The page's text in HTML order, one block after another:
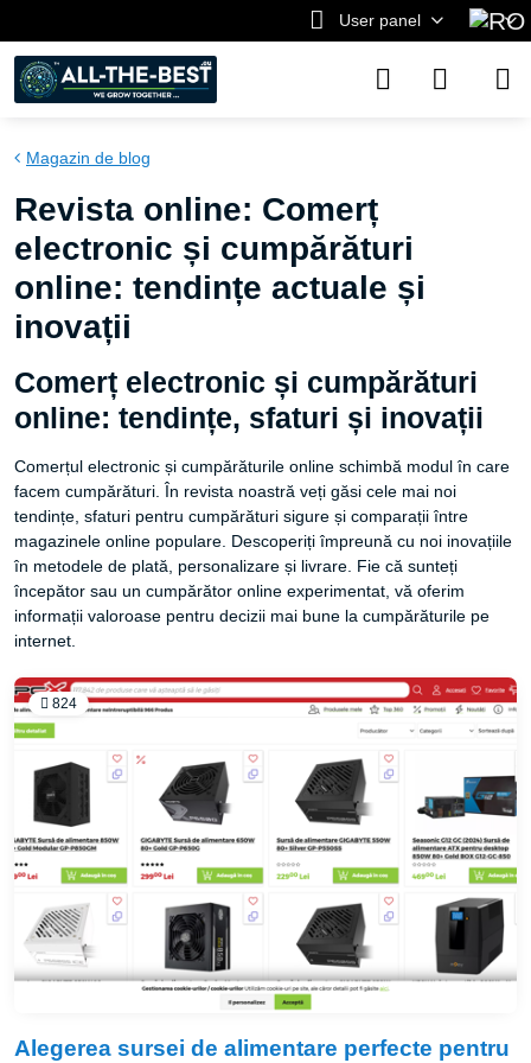
User panel
Magazin de blog
Revista online: Comerț
electronic și cumpărături
online: tendințe actuale și
inovații
Comerț electronic și cumpărături
online: tendințe, sfaturi și inovații
Comerțul electronic și cumpărăturile online schimbă modul în care
facem cumpărături. În revista noastră veți găsi cele mai noi
tendințe, sfaturi pentru cumpărături sigure și comparații între
magazinele online populare. Descoperiți împreună cu noi inovațiile
în metodele de plată, personalizare și livrare. Fie că sunteți
începător sau un cumpărător online experimentat, vă oferim
informații valoroase pentru decizii mai bune la cumpărăturile pe
internet.
824
Alegerea sursei de alimentare perfecte pentru